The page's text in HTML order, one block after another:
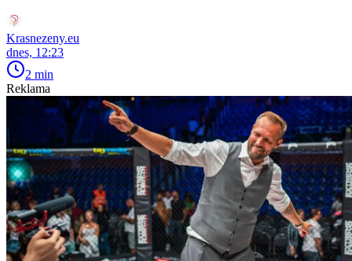
Krasnezeny.eu
dnes, 12:23
2 min
Reklama